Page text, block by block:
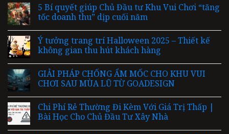
5 Bí quyết giúp Chủ Đầu tư Khu Vui Chơi “tăng
tốc doanh thu” dịp cuối năm
Ý tưởng trang trí Halloween 2025 – Thiết kế
không gian thu hút khách hàng
GIẢI PHÁP CHỐNG ẨM MỐC CHO KHU VUI
CHƠI SAU MÙA LŨ TỪ GOADESIGN
Chi Phí Rẻ Thường Đi Kèm Với Giá Trị Thấp |
Bài Học Cho Chủ Đầu Tư Xây Nhà